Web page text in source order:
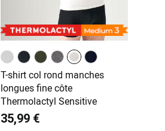
T-shirt col rond manches
longues fine côte
Thermolactyl Sensitive
35,99 €